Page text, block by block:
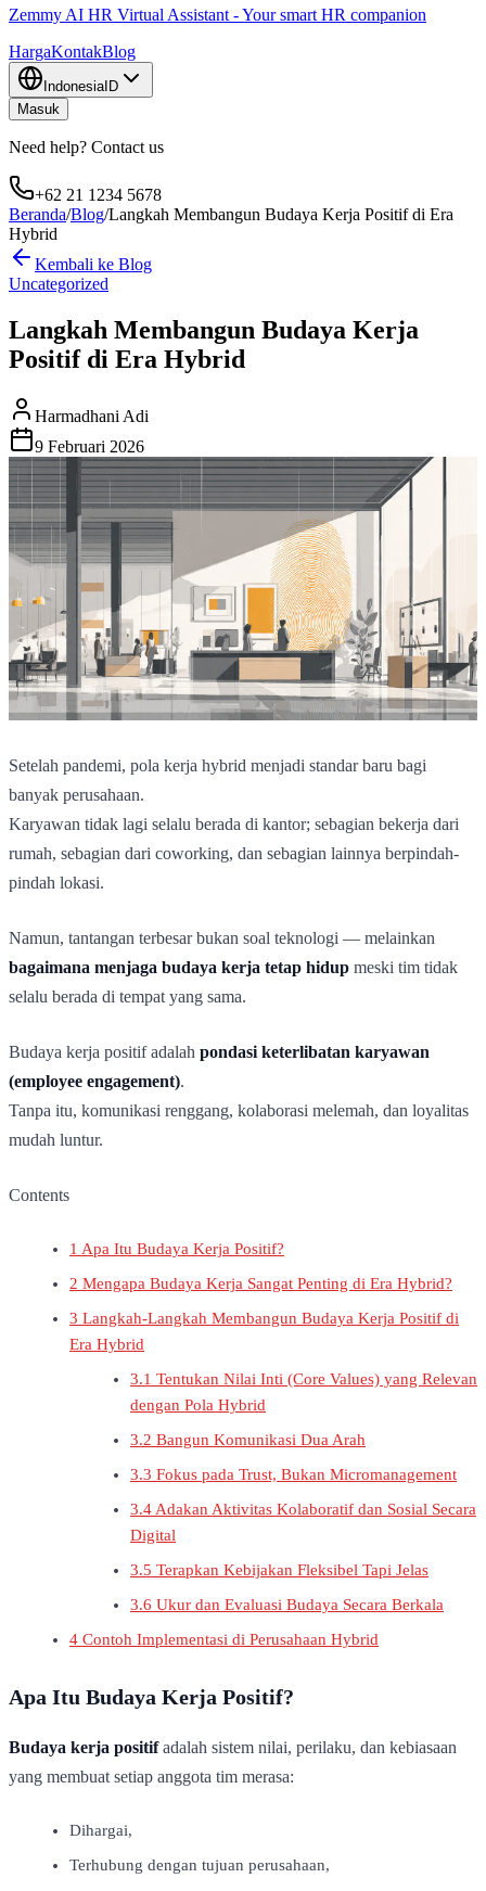
Zemmy AI HR Virtual Assistant - Your smart HR companion
HargaKontakBlog
IndonesiaID
Masuk
Need help? Contact us
+62 21 1234 5678
Beranda/Blog/Langkah Membangun Budaya Kerja Positif di Era
Hybrid
Kembali ke Blog
Uncategorized
Langkah Membangun Budaya Kerja
Positif di Era Hybrid
Harmadhani Adi
9 Februari 2026
Setelah pandemi, pola kerja hybrid menjadi standar baru bagi
banyak perusahaan.
Karyawan tidak lagi selalu berada di kantor; sebagian bekerja dari
rumah, sebagian dari coworking, dan sebagian lainnya berpindah-
pindah lokasi.
Namun, tantangan terbesar bukan soal teknologi — melainkan
bagaimana menjaga budaya kerja tetap hidup meski tim tidak
selalu berada di tempat yang sama.
Budaya kerja positif adalah pondasi keterlibatan karyawan
(employee engagement).
Tanpa itu, komunikasi renggang, kolaborasi melemah, dan loyalitas
mudah luntur.
Contents
1 Apa Itu Budaya Kerja Positif?
2 Mengapa Budaya Kerja Sangat Penting di Era Hybrid?
3 Langkah-Langkah Membangun Budaya Kerja Positif di
Era Hybrid
3.1 Tentukan Nilai Inti (Core Values) yang Relevan
dengan Pola Hybrid
3.2 Bangun Komunikasi Dua Arah
3.3 Fokus pada Trust, Bukan Micromanagement
3.4 Adakan Aktivitas Kolaboratif dan Sosial Secara
Digital
3.5 Terapkan Kebijakan Fleksibel Tapi Jelas
3.6 Ukur dan Evaluasi Budaya Secara Berkala
4 Contoh Implementasi di Perusahaan Hybrid
Apa Itu Budaya Kerja Positif?
Budaya kerja positifadalah sistem nilai, perilaku, dan kebiasaan
yang membuat setiap anggota tim merasa:
Dihargai,
Terhubung dengan tujuan perusahaan,